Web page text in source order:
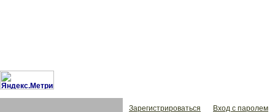
Зарегистрироваться Вход с паролем